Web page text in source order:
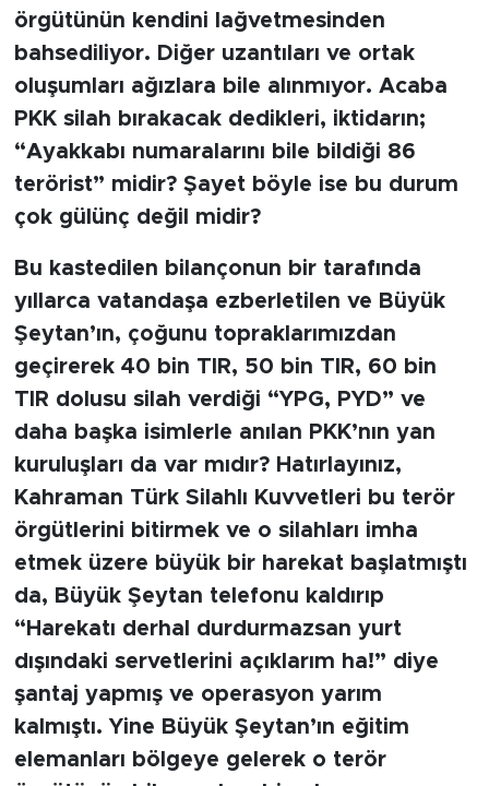
örgütünün kendini lağvetmesinden
bahsediliyor. Diğer uzantıları ve ortak
oluşumları ağızlara bile alınmıyor. Acaba
PKK silah bırakacak dedikleri, iktidarın;
“Ayakkabı numaralarını bile bildiği 86
terörist” midir? Şayet böyle ise bu durum
çok gülünç değil midir?
Bu kastedilen bilançonun bir tarafında
yıllarca vatandaşa ezberletilen ve Büyük
Şeytan’ın, çoğunu topraklarımızdan
geçirerek 40 bin TIR, 50 bin TIR, 60 bin
TIR dolusu silah verdiği “YPG, PYD” ve
daha başka isimlerle anılan PKK’nın yan
kuruluşları da var mıdır? Hatırlayınız,
Kahraman Türk Silahlı Kuvvetleri bu terör
örgütlerini bitirmek ve o silahları imha
etmek üzere büyük bir harekat başlatmıştı
da, Büyük Şeytan telefonu kaldırıp
“Harekatı derhal durdurmazsan yurt
dışındaki servetlerini açıklarım ha!” diye
şantaj yapmış ve operasyon yarım
kalmıştı. Yine Büyük Şeytan’ın eğitim
elemanları bölgeye gelerek o terör